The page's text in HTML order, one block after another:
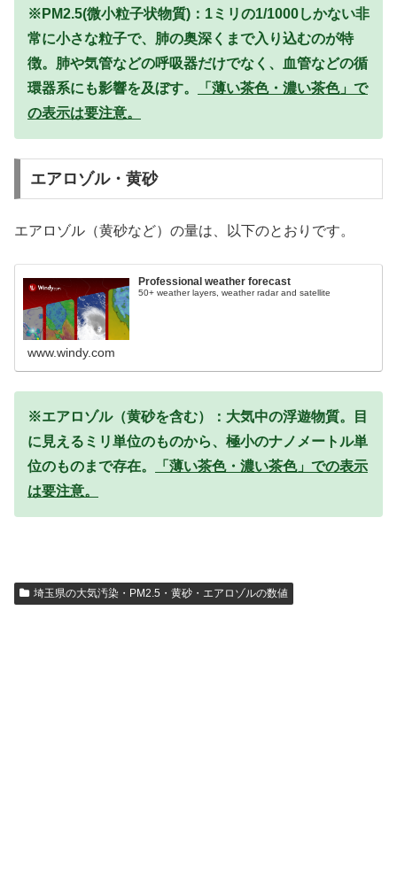
※PM2.5(微小粒子状物質)：1ミリの1/1000しかない非
常に小さな粒子で、肺の奥深くまで入り込むのが特
徴。肺や気管などの呼吸器だけでなく、血管などの循
環器系にも影響を及ぼす。
「薄い茶色・濃い茶色」で
の表示は要注意。
エアロゾル・黄砂
エアロゾル（黄砂など）の量は、以下のとおりです。
Professional weather forecast
50+ weather layers, weather radar and satellite
www.windy.com
※エアロゾル（黄砂を含む）：大気中の浮遊物質。目
に見えるミリ単位のものから、極小のナノメートル単
位のものまで存在。
「薄い茶色・濃い茶色」での表示
は要注意。
埼玉県の大気汚染・PM2.5・黄砂・エアロゾルの数値